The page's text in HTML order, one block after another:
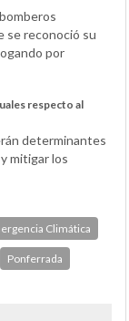
se reconoció su
por
respecto al
determinantes
mitigar los
Climática
Ponferrada